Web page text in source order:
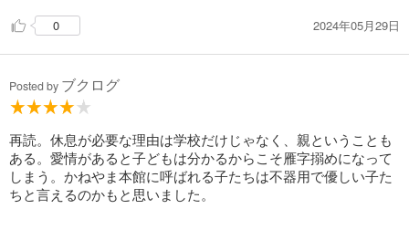
0 2024年05月29日
Posted by ブクログ
再読。休息が必要な理由は学校だけじゃなく、親ということも
ある。愛情があると子どもは分かるからこそ雁字搦めになって
しまう。かねやま本館に呼ばれる子たちは不器用で優しい子た
ちと言えるのかもと思いました。